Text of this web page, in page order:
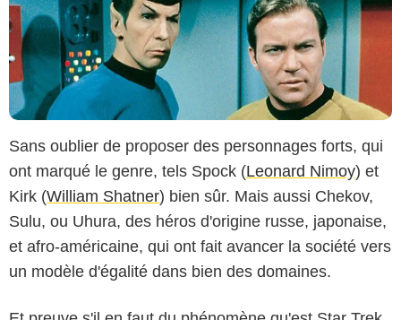
Sans oublier de proposer des personnages forts, qui
ont marqué le genre, tels Spock (Leonard Nimoy) et
Kirk (William Shatner) bien sûr. Mais aussi Chekov,
Sulu, ou Uhura, des héros d'origine russe, japonaise,
et afro-américaine, qui ont fait avancer la société vers
un modèle d'égalité dans bien des domaines.